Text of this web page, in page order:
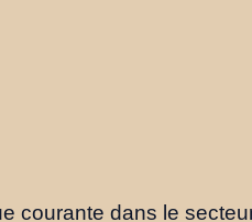
courante dans le